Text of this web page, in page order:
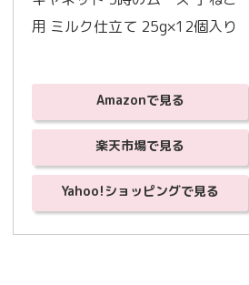
用 ミルク仕立て 25g×12個入り
Amazonで見る
楽天市場で見る
Yahoo!ショッピングで見る